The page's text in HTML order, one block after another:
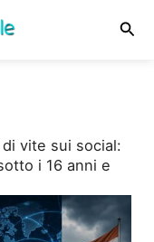
di vite sui social:
i 16 anni e